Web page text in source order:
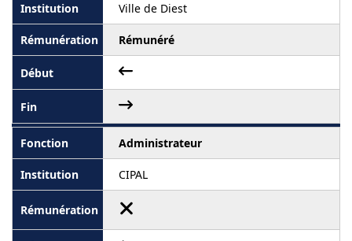
Ville de Diest
Rémunéré
Administrateur
CIPAL